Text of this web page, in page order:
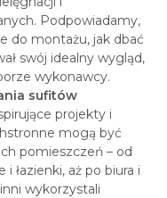
Podpowiadamy,
do montażu, jak dbać
swój idealny wygląd,
wykonawcy.
sufitów
projekty i
mogą być
pomieszczeń – od
łazienki, aż po biura i
wykorzystali